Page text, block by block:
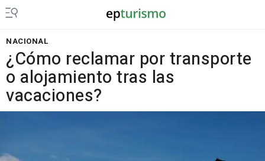
NACIONAL
¿Cómo reclamar por transporte
o alojamiento tras las
vacaciones?